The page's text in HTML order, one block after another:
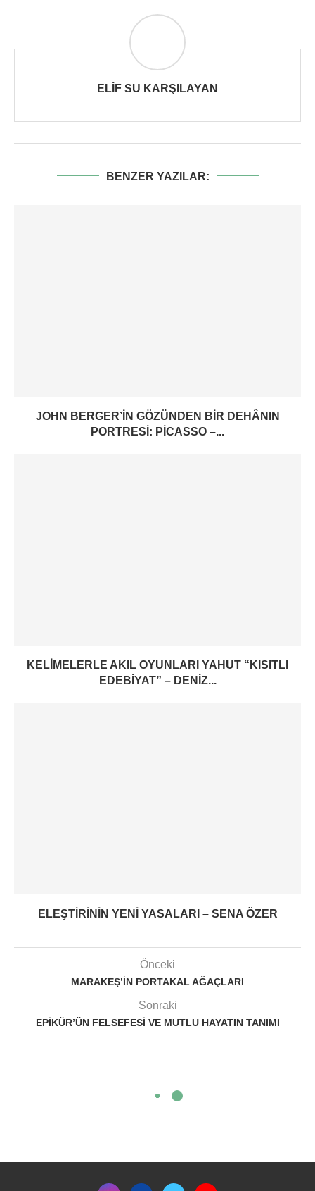
ELIF SU KARŞILAYAN
BENZER YAZILAR:
JOHN BERGER’IN GÖZÜNDEN BIR DEHÂNIN
PORTRESI: PICASSO –...
KELIMELERLE AKIL OYUNLARI YAHUT “KISITLI
EDEBIYAT” – DENIZ...
ELEŞTIRININ YENI YASALARI – SENA ÖZER
Önceki
MARAKEŞ’IN PORTAKAL AĞAÇLARI
Sonraki
EPIKÜR’ÜN FELSEFESI VE MUTLU HAYATIN TANIMI